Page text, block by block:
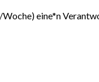
eine*n